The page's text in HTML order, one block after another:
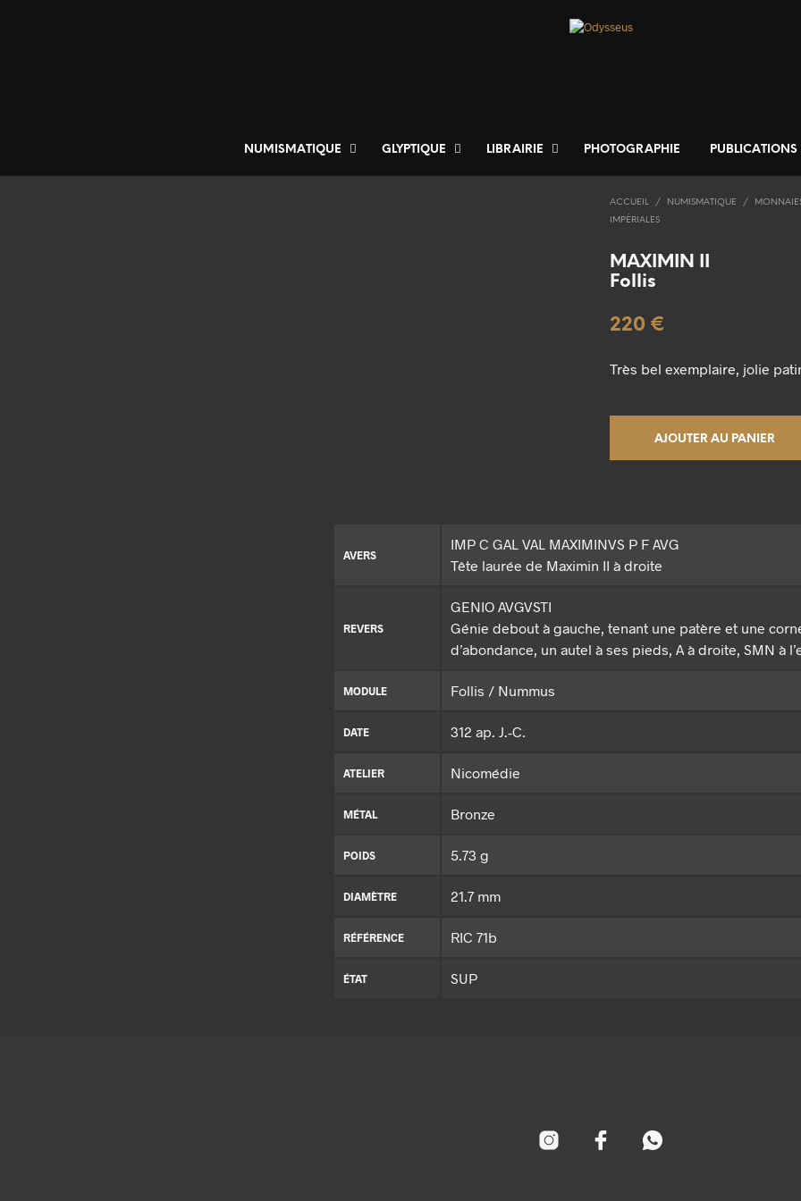
NUMISMATIQUE GLYPTIQUE LIBRAIRIE PHOTOGRAPHIE PUBLICATIONS
ACCUEIL / NUMISMATIQUE /
IMPÉRIALES
MAXIMIN II
Follis
220 €
Très bel exemplaire, jolie
AJOUTER AU PANIER
AVERS
IMP C GAL VAL MAXIMINVS P F AVG
Tête laurée de Maximin II à droite
REVERS
GENIO AVGVSTI
Génie debout à gauche, tenant une patère et une
d’abondance, un autel à ses pieds, A à droite, SMN à
MODULE Follis / Nummus
DATE 312 ap. J.-C.
ATELIER Nicomédie
MÉTAL Bronze
POIDS 5.73 g
DIAMÈTRE 21.7 mm
RÉFÉRENCE RIC 71b
ÉTAT SUP